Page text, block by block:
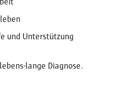
und Unterstützung
lange Diagnose.